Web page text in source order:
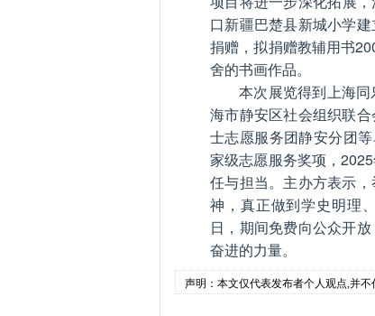
口新疆巴楚县新城小学
捐赠，拟捐赠教辅用书
舍的书画作品。
本次展览得到上海
海市静安区社会组织联
士志愿服务团静安分团
家级志愿服务奖项，
任与担当。主办方表示
神，真正做到学史明理
日，期间免费向公众开
奋进的力量。
声明：本文仅代表发布者个人观点,并